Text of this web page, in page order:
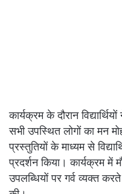
कार्यक्रम के दौरान
सभी उपस्थित लोगों का मन
प्रस्तुतियों के माध्यम से
प्रदर्शन किया। कार्यक्रम में
उपलब्धियों पर गर्व व्यक्त